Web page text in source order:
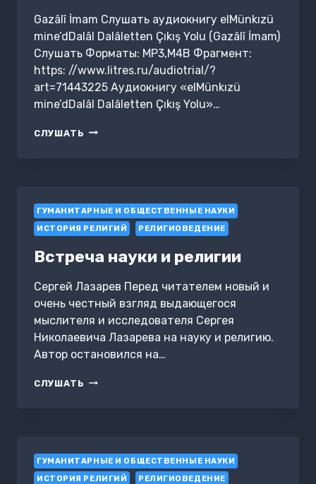
Gazâlî İmam Слушать аудиокнигу elMünkızü
mine’dDalâl Dalâletten Çıkış Yolu (Gazâlî İmam)
Слушать Форматы: MP3,M4B Фрагмент:
https: //www.litres.ru/audiotrial/?
art=71443225 Аудиокнигу «elMünkızü
mine’dDalâl Dalâletten Çıkış Yolu»…
СЛУШАТЬ ELMÜNKIZÜ
ГУМАНИТАРНЫЕ И ОБЩЕСТВЕННЫЕ НАУКИ
ИСТОРИЯ РЕЛИГИЙ
РЕЛИГИОВЕДЕНИЕ
Встреча науки и религии
Сергей Лазарев Перед читателем новый и
очень честный взгляд выдающегося
мыслителя и исследователя Сергея
Николаевича Лазарева на науку и религию.
Автор остановился на…
СЛУШАТЬ ВСТРЕЧА
ГУМАНИТАРНЫЕ И ОБЩЕСТВЕННЫЕ НАУКИ
ИСТОРИЯ РЕЛИГИЙ
РЕЛИГИОВЕДЕНИЕ